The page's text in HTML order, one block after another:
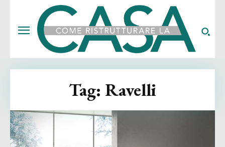
Tag: Ravelli